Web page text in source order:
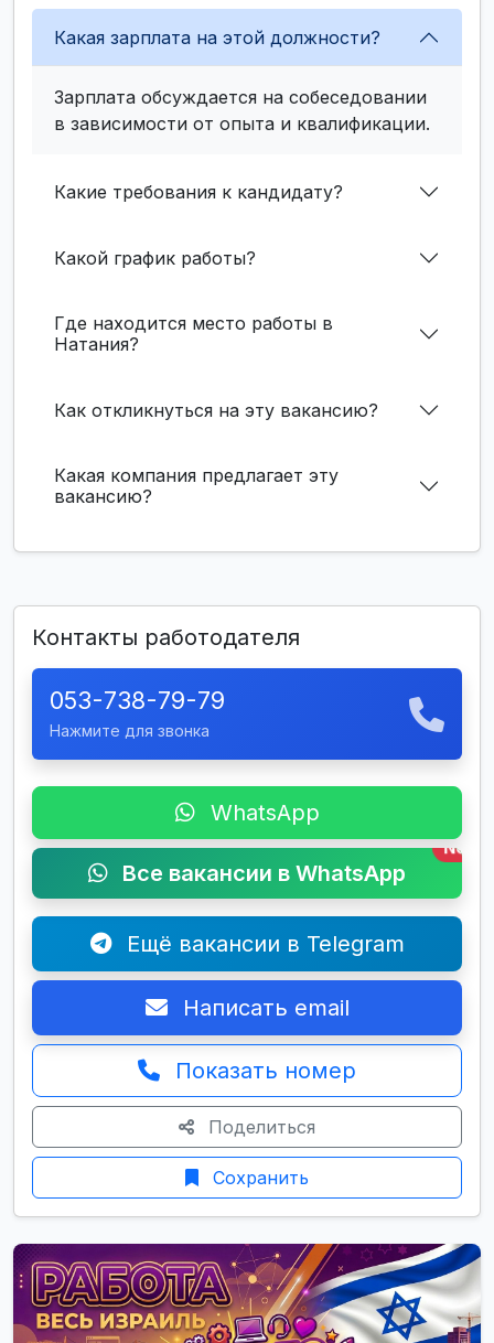
Какая зарплата на этой должности?
Зарплата обсуждается на собеседовании
в зависимости от опыта и квалификации.
Какие требования к кандидату?
Какой график работы?
Где находится место работы в
Натания?
Как откликнуться на эту вакансию?
Какая компания предлагает эту
вакансию?
Контакты работодателя
053-738-79-79
Нажмите для звонка
WhatsApp
Все вакансии в WhatsApp
New
Ещё вакансии в Telegram
Написать email
Показать номер
Поделиться
Сохранить